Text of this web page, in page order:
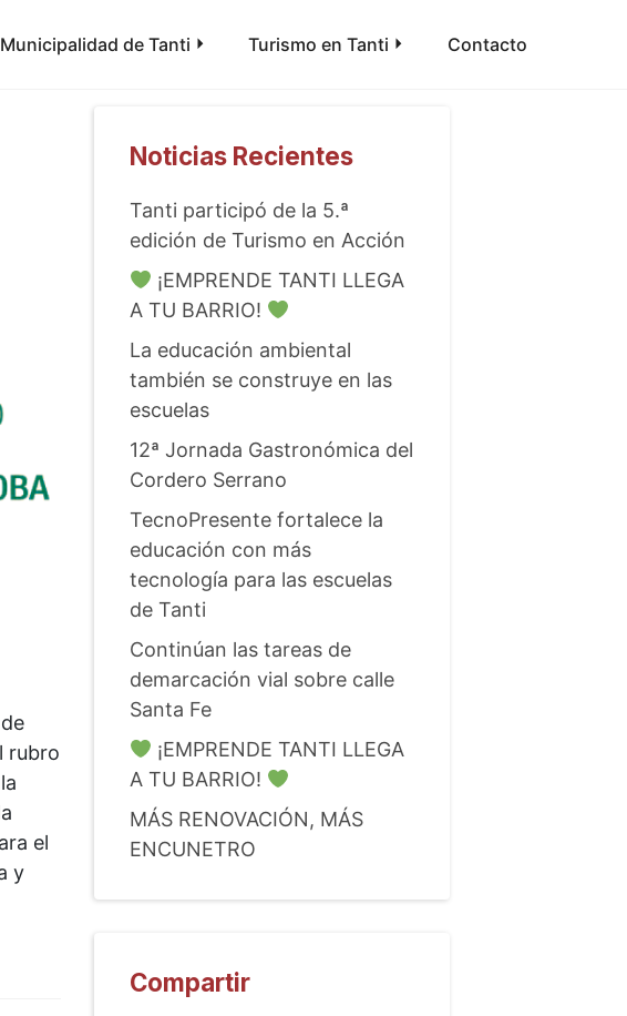
Municipalidad de Tanti Turismo en Tanti Contacto
rubro
el
y
Noticias Recientes
Tanti participó de la 5.ª
edición de Turismo en Acción
¡EMPRENDE TANTI LLEGA
A TU BARRIO!
La educación ambiental
también se construye en las
escuelas
12ª Jornada Gastronómica del
Cordero Serrano
TecnoPresente fortalece la
educación con más
tecnología para las escuelas
de Tanti
Continúan las tareas de
demarcación vial sobre calle
Santa Fe
¡EMPRENDE TANTI LLEGA
A TU BARRIO!
MÁS RENOVACIÓN, MÁS
ENCUNETRO
Compartir